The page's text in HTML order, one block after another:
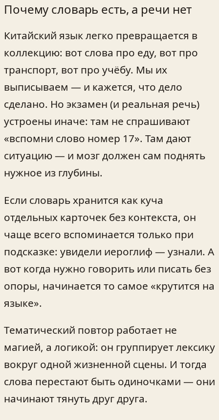
Почему словарь есть, а речи нет
Китайский язык легко превращается в
коллекцию: вот слова про еду, вот про
транспорт, вот про учёбу. Мы их
выписываем — и кажется, что дело
сделано. Но экзамен (и реальная речь)
устроены иначе: там не спрашивают
«вспомни слово номер 17». Там дают
ситуацию — и мозг должен сам поднять
нужное из глубины.
Если словарь хранится как куча
отдельных карточек без контекста, он
чаще всего вспоминается только при
подсказке: увидели иероглиф — узнали. А
вот когда нужно говорить или писать без
опоры, начинается то самое «крутится на
языке».
Тематический повтор работает не
магией, а логикой: он группирует лексику
вокруг одной жизненной сцены. И тогда
слова перестают быть одиночками — они
начинают тянуть друг друга.